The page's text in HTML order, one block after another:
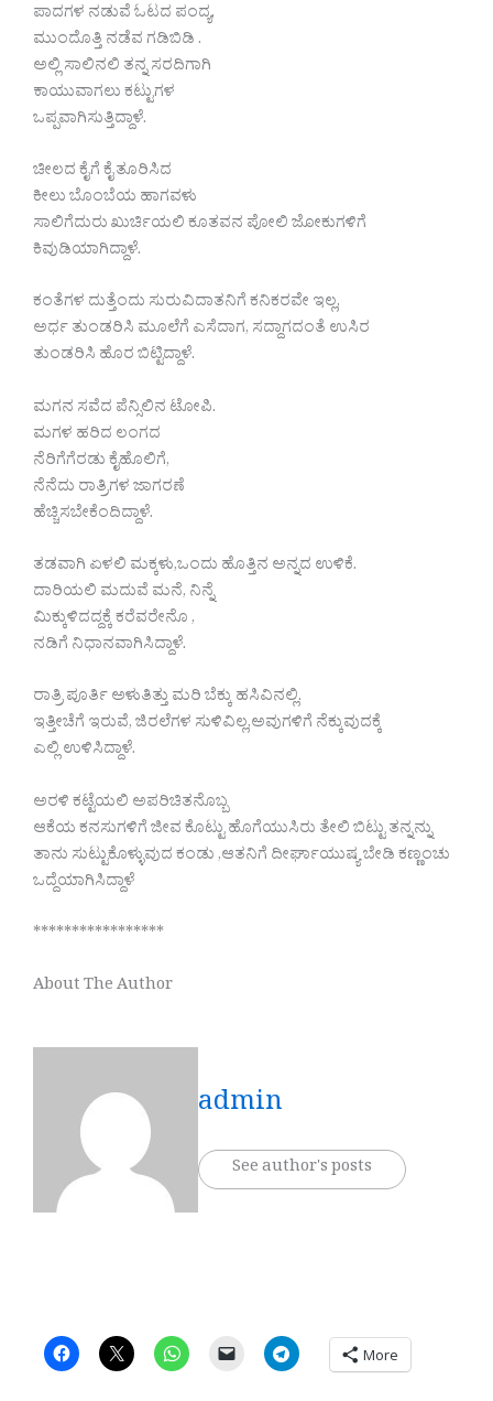
ಪಾದಗಳ ನಡುವೆ ಓಟದ ಪಂದ್ಯ,
ಮುಂದೊತ್ತಿ ನಡೆವ ಗಡಿಬಿಡಿ .
ಅಲ್ಲಿ ಸಾಲಿನಲಿ ತನ್ನ ಸರದಿಗಾಗಿ
ಕಾಯುವಾಗಲು ಕಟ್ಟುಗಳ
ಒಪ್ಪವಾಗಿಸುತ್ತಿದ್ದಾಳೆ.
ಚೀಲದ ಕೈಗೆ ಕೈ ತೂರಿಸಿದ
ಕೀಲು ಬೊಂಬೆಯ ಹಾಗವಳು
ಸಾಲಿಗೆದುರು ಖುರ್ಚಿಯಲಿ ಕೂತವನ ಪೋಲಿ ಜೋಕುಗಳಿಗೆ
ಕಿವುಡಿಯಾಗಿದ್ದಾಳೆ.
ಕಂತೆಗಳ ದುತ್ತೆಂದು ಸುರುವಿದಾತನಿಗೆ ಕನಿಕರವೇ ಇಲ್ಲ,
ಅರ್ಧ ತುಂಡರಿಸಿ ಮೂಲೆಗೆ ಎಸೆದಾಗ, ಸದ್ದಾಗದಂತೆ ಉಸಿರ
ತುಂಡರಿಸಿ ಹೊರ ಬಿಟ್ಟಿದ್ದಾಳೆ.
ಮಗನ ಸವೆದ ಪೆನ್ಸಿಲಿನ ಟೋಪಿ.
ಮಗಳ ಹರಿದ ಲಂಗದ
ನೆರಿಗೆಗೆರಡು ಕೈಹೊಲಿಗೆ,
ನೆನೆದು ರಾತ್ರಿಗಳ ಜಾಗರಣೆ
ಹೆಚ್ಚಿಸಬೇಕೆಂದಿದ್ದಾಳೆ.
ತಡವಾಗಿ ಏಳಲಿ ಮಕ್ಕಳು,ಒಂದು ಹೊತ್ತಿನ ಅನ್ನದ ಉಳಿಕೆ.
ದಾರಿಯಲಿ ಮದುವೆ ಮನೆ, ನಿನ್ನೆ
ಮಿಕ್ಕುಳಿದದ್ದಕ್ಕೆ ಕರೆವರೇನೊ ,
ನಡಿಗೆ ನಿಧಾನವಾಗಿಸಿದ್ದಾಳೆ.
ರಾತ್ರಿ ಪೂರ್ತಿ ಅಳುತಿತ್ತು ಮರಿ ಬೆಕ್ಕು ಹಸಿವಿನಲ್ಲಿ.
ಇತ್ತೀಚೆಗೆ ಇರುವೆ, ಜಿರಲೆಗಳ ಸುಳಿವಿಲ್ಲ,ಅವುಗಳಿಗೆ ನೆಕ್ಕುವುದಕ್ಕೆ
ಎಲ್ಲಿ ಉಳಿಸಿದ್ದಾಳೆ.
ಅರಳಿ ಕಟ್ಟೆಯಲಿ ಅಪರಿಚಿತನೊಬ್ಬ
ಆಕೆಯ ಕನಸುಗಳಿಗೆ ಜೀವ ಕೊಟ್ಟು ಹೊಗೆಯುಸಿರು ತೇಲಿ ಬಿಟ್ಟು ತನ್ನನ್ನು
ತಾನು ಸುಟ್ಟುಕೊಳ್ಳುವುದ ಕಂಡು ,ಆತನಿಗೆ ದೀರ್ಘಾಯುಷ್ಯ ಬೇಡಿ ಕಣ್ಣಂಚು
ಒದ್ದೆಯಾಗಿಸಿದ್ದಾಳೆ
*****************
About The Author
admin
See author's posts
More